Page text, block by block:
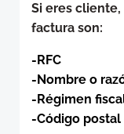
Si eres
factura son:
-RFC
-Nombre o
-Régimen
-Código